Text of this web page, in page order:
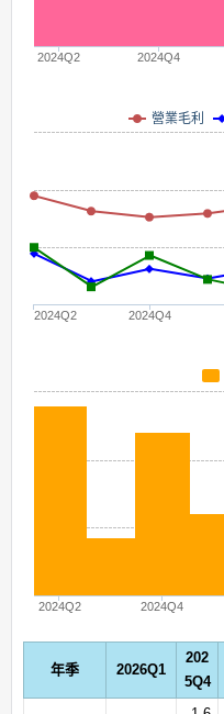
2024Q2 2024Q4
營業毛利
2024Q2 2024Q4
2024Q2 2024Q4
年季 2026Q1
202
5Q4